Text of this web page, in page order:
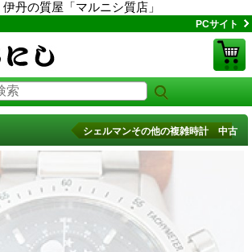
丹の質屋「マルニシ質店」
PCサイト
シェルマンその他の複雑時計 中古